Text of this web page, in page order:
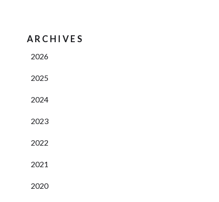
ARCHIVES
2026
2025
2024
2023
2022
2021
2020